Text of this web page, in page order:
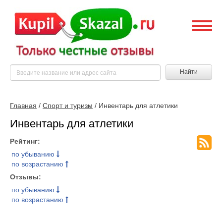
Найти
Главная / Спорт и туризм / Инвентарь для атлетики
Инвентарь для атлетики
Рейтинг:
по убыванию
по возрастанию
Отзывы:
по убыванию
по возрастанию